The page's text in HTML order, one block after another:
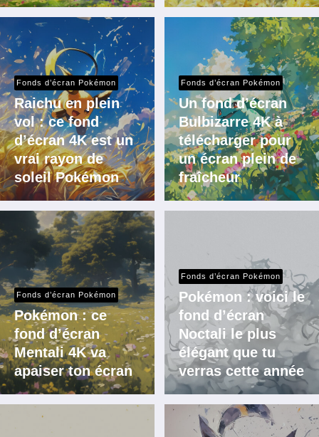
Fonds d’écran Pokémon
Raichu en plein
vol : ce fond
d’écran 4K est un
vrai rayon de
soleil Pokémon
Fonds d’écran Pokémon
Un fond d’écran
Bulbizarre 4K à
télécharger pour
un écran plein de
fraîcheur
Fonds d’écran Pokémon
Pokémon : ce
fond d’écran
Mentali 4K va
apaiser ton écran
Fonds d’écran Pokémon
Pokémon : voici le
fond d’écran
Noctali le plus
élégant que tu
verras cette année